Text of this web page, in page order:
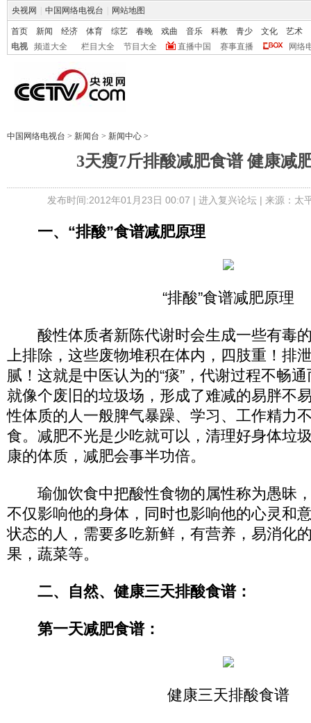
央视网 中国网络电视台 网站地图
首页 新闻 经济 体育 综艺 春晚 戏曲 音乐 科教 青少 文化
艺术
电视
频道大全 栏目大全 节目大全 直播中国 赛事直播 网络
中国网络电视台 > 新闻台 > 新闻中心 >
3天瘦7斤排酸减肥食谱 健康减
发布时间:2012年01月23日 00:07 | 进入复兴论坛| 来源：太
一、“排酸”食谱减肥原理
“排酸”食谱减肥原理
酸性体质者新陈代谢时会生成一些有毒
上排除，这些废物堆积在体内，四肢重！排
腻！这就是中医认为的“痰”，代谢过程不畅
就像个废旧的垃圾场，形成了难减的易胖不
性体质的人一般脾气暴躁、学习、工作精力
食。减肥不光是少吃就可以，清理好身体垃
康的体质，减肥会事半功倍。
瑜伽饮食中把酸性食物的属性称为愚昧
不仅影响他的身体，同时也影响他的心灵和
状态的人，需要多吃新鲜，有营养，易消化
果，蔬菜等。
二、自然、健康三天排酸食谱：
第一天减肥食谱：
健康三天排酸食谱